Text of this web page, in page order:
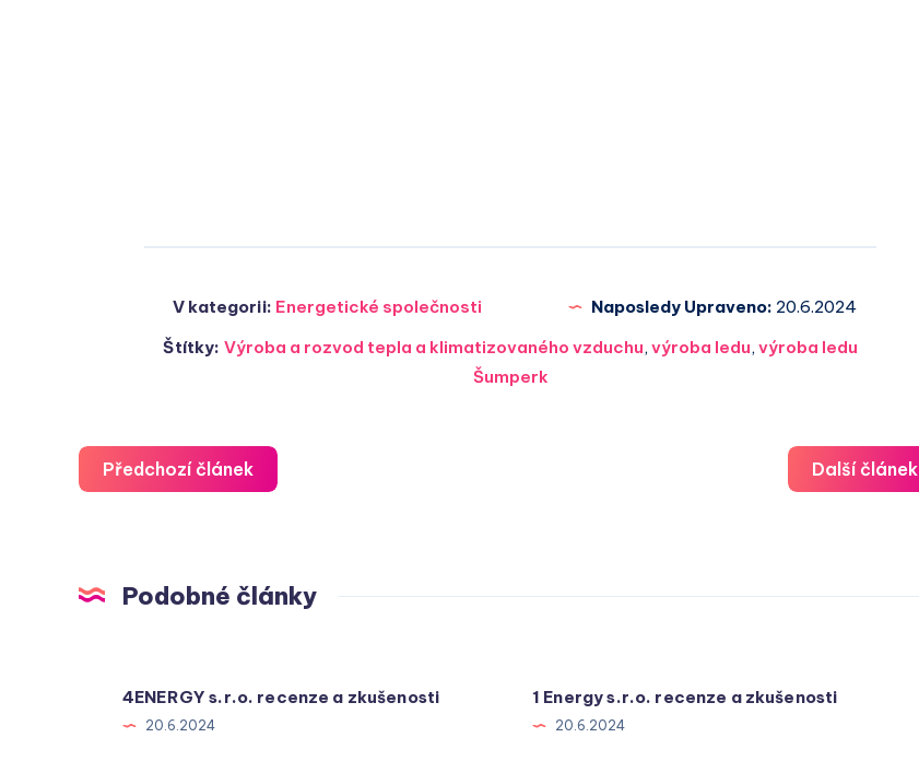
V kategorii: Energetické společnosti Naposledy Upraveno: 20.6.2024
Štítky: Výroba a rozvod tepla a klimatizovaného vzduchu, výroba ledu, výroba ledu
Šumperk
Předchozí článek Další článek
Podobné články
4ENERGY s.r.o. recenze a zkušenosti
20.6.2024
1 Energy s.r.o. recenze a zkušenosti
20.6.2024